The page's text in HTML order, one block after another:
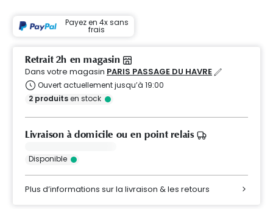
Payez en 4x sans
frais
Retrait 2h en magasin
Dans votre magasin PARIS PASSAGE DU HAVRE
Ouvert actuellement jusqu’à 19:00
2 produitsen stock
Livraison à domicile ou en point relais
Disponible
Plus d’informations sur la livraison & les retours